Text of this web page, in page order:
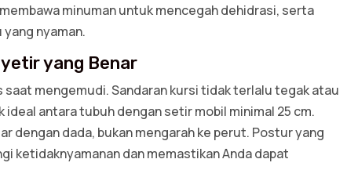
minuman untuk mencegah dehidrasi, serta
nyaman.
yang Benar
mengemudi. Sandaran kursi tidak terlalu tegak atau
antara tubuh dengan setir mobil minimal 25 cm.
dengan dada, bukan mengarah ke perut. Postur yang
ketidaknyamanan dan memastikan Anda dapat